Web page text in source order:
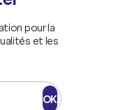
pour la
et les
OK